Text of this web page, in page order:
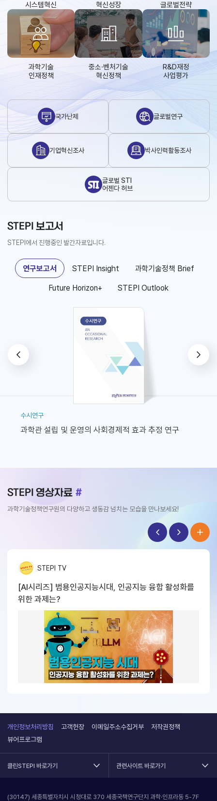
시스템혁신 혁신성장 글로벌전략
과학기술
인재정책
중소·벤처기술
혁신정책
R&D재정
사업평가
국가난제 글로벌연구
기업혁신조사 박사인력활동조사
글로벌 STI
어젠다 허브
STEPI 보고서
STEPI에서 진행중인 발간자료입니다.
연구보고서 STEPI Insight 과학기술정책 Brief
Future Horizon+ STEPI Outlook
수시연구
과학관 설립 및 운영의 사회경제적 효과 추정 연구
STEPI 영상자료 #
과학기술정책연구원의 다양하고 생동감 넘치는 모습을 만나보세요!
STEPI TV
[AI시리즈] 범용인공지능시대, 인공지능 융합 활성화를
위한 과제는?
개인정보처리방침 고객헌장 이메일주소수집거부
저작권정책
뷰어프로그램
클린STEPI 바로가기 관련사이트 바로가기
(30147) 세종특별자치시 시청대로 370 세종국책연구단지 과학·인프라동 5-7F